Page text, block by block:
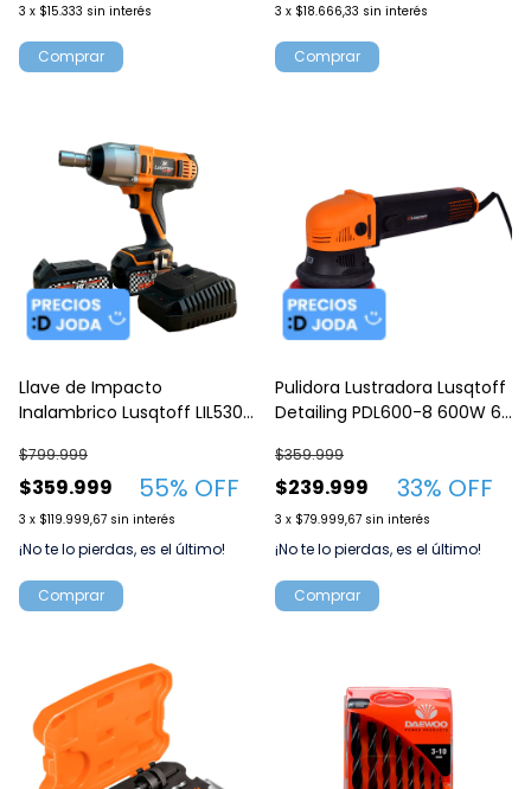
3 x $15.333 sin interés 3 x $18.666,33 sin interés
Llave de Impacto
Inalambrico Lusqtoff LIL530-
$359.999
$799.999
55% OFF
3 x $119.999,67 sin interés
¡No te lo pierdas, es el último!
Pulidora Lustradora Lusqtoff
Detailing PDL600-8 600W 6
$239.999
$359.999
33% OFF
3 x $79.999,67 sin interés
¡No te lo pierdas, es el último!